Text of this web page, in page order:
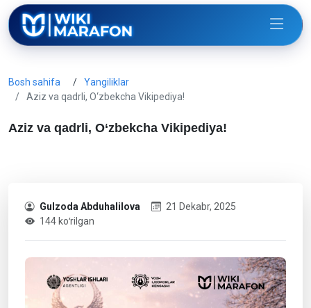
Bosh sahifa
Yangiliklar
Aziz va qadrli, O‘zbekcha Vikipediya!
Aziz va qadrli, O‘zbekcha Vikipediya!
Gulzoda Abduhalilova
21 Dekabr, 2025
144 koʻrilgan